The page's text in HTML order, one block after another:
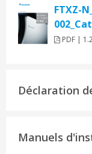
FTXZ-
PDF |
Déclaration
Manuels